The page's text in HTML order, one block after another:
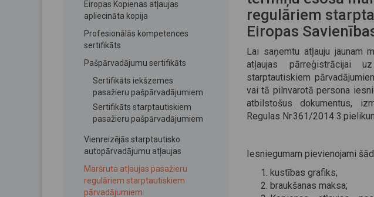
Eiropas Kopienas atļaujas
apliecināta kopija
Profesionālās kompetences
sertifikāts
Pašpārvadājumu sertifikāts
Sertifikāts iekšzemes
pasažieru pašpārvadājumiem
Sertifikāts starptautiskiem
pasažieru pašpārvadājumiem
Vienreizējās starptautisko
autopārvadājumu atļaujas
Maršruta atļaujas pasažieru
regulāriem starptautiskiem
pārvadājumiem
regulāriem
Eiropas
Lai saņemtu atļauju jaunam
atļaujas pārreģistrācijai
starptautiskiem
vai tā pilnvarotā persona
atbilstošus dokumentus,
Regulas Nr.361/2014
Iesniegumam pievienojami
kustības grafiks;
braukšanas maksa;